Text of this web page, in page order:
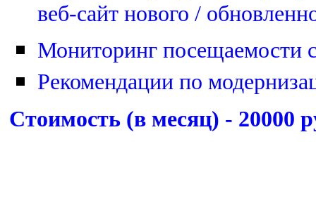
веб-сайт нового /
Мониторинг посещаемости
Рекомендации по
Стоимость (в месяц) - 20000